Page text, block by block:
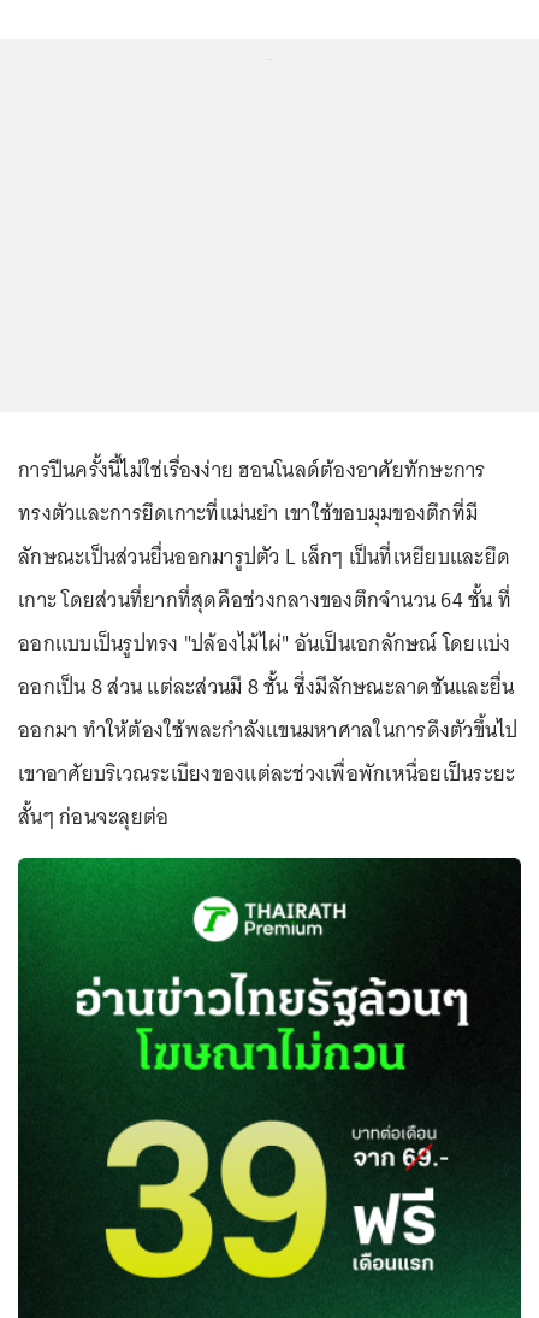
การปีนครั้งนี้ไม่ใช่เรื่องง่าย ฮอนโนลด์ต้องอาศัยทักษะการ
ทรงตัวและการยึดเกาะที่แม่นยำ เขาใช้ขอบมุมของตึกที่มี
ลักษณะเป็นส่วนยื่นออกมารูปตัว L เล็กๆ เป็นที่เหยียบและยึด
เกาะ โดยส่วนที่ยากที่สุดคือช่วงกลางของตึกจำนวน 64 ชั้น ที่
ออกแบบเป็นรูปทรง "ปล้องไม้ไผ่" อันเป็นเอกลักษณ์ โดยแบ่ง
ออกเป็น 8 ส่วน แต่ละส่วนมี 8 ชั้น ซึ่งมีลักษณะลาดชันและยื่น
ออกมา ทำให้ต้องใช้พละกำลังแขนมหาศาลในการดึงตัวขึ้นไป
เขาอาศัยบริเวณระเบียงของแต่ละช่วงเพื่อพักเหนื่อยเป็นระยะ
สั้นๆ ก่อนจะลุยต่อ